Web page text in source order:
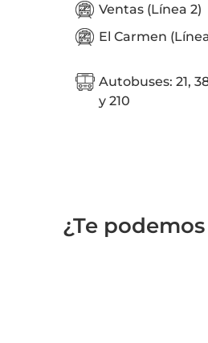
Ventas (Línea 2)
El Carmen
Autobuses: 21,
y 210
¿Te